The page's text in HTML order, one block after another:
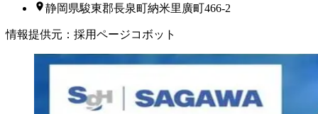
静岡県駿東郡長泉町納米里廣町466-2
情報提供元 ： 採用ページコボット